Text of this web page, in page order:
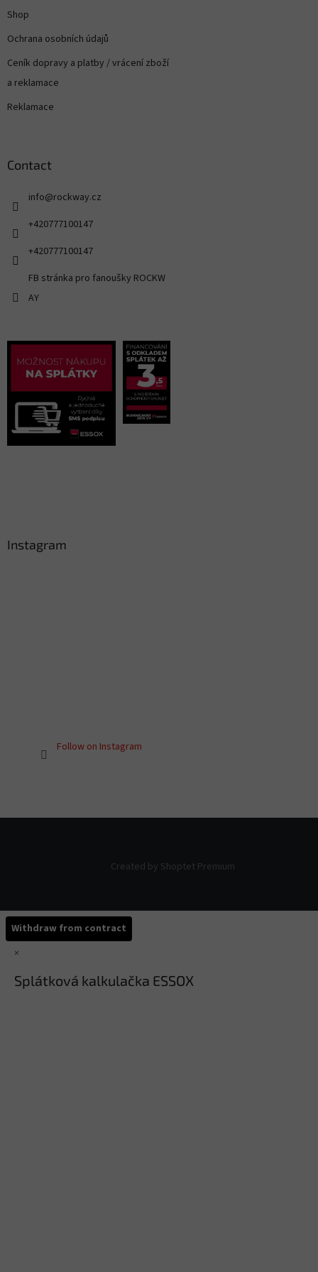
Shop
Ochrana osobních údajů
Ceník dopravy a platby / vrácení zboží
a reklamace
Reklamace
Contact
info@rockway.cz
+420777100147
+420777100147
FB stránka pro fanoušky ROCKW
AY
Instagram
Follow on Instagram
Created by Shoptet Premium
Withdraw from contract
×
Splátková kalkulačka ESSOX